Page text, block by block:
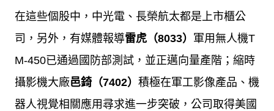
在這些個股中，中光電、長榮航太都是上市櫃公
司，另外，有媒體報導雷虎（8033） 軍用無人機T
M-450已通過國防部測試，並正邁向量產階；縮時
攝影機大廠邑錡（7402） 積極在軍工影像產品、機
器人視覺相關應用尋求進一步突破，公司取得美國